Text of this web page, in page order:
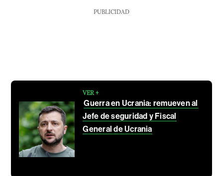
PUBLICIDAD
VER +
Guerra en Ucrania: remueven al
Jefe de seguridad y Fiscal
General de Ucrania